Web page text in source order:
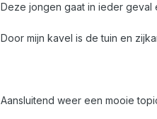
Deze jongen gaat in ieder geval
Door mijn kavel is de tuin en
Aansluitend weer een mooie